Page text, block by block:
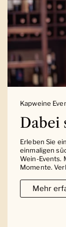
Kapweine
Dabei
Erleben Sie
einmaligen
Wein-Events.
Momente.
Mehr